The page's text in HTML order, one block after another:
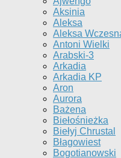
Aksinia
Aleksa
Aleksa
Antoni Wielki
Arabski-3
Arkadia
Arkadia KP
Aron
Aurora
Bażena
Biełośnieżka
Biełyj Chrustal
Błagowiest
Bogotianowski